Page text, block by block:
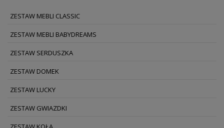
ZESTAW MEBLI CLASSIC
ZESTAW MEBLI BABYDREAMS
ZESTAW SERDUSZKA
ZESTAW DOMEK
ZESTAW LUCKY
ZESTAW GWIAZDKI